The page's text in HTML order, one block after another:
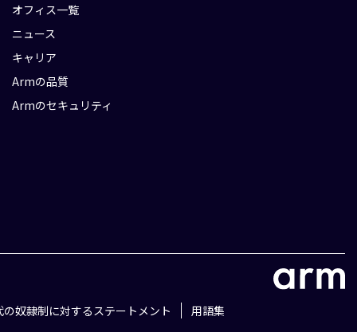
オフィス一覧
ニュース
キャリア
Armの品質
Armのセキュリティ
の奴隷制に対するステートメント 用語集